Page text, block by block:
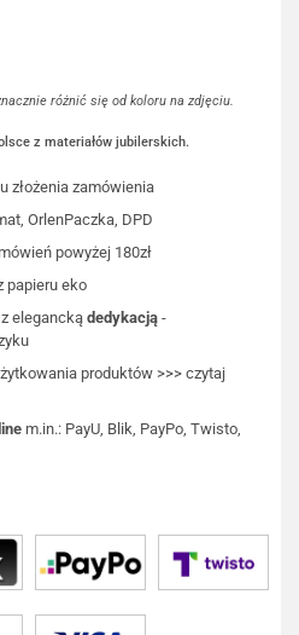
różnić się od koloru na zdjęciu.
z materiałów jubilerskich.
złożenia zamówienia
OrlenPaczka, DPD
powyżej 180zł
papieru eko
z eleganckądedykacją -
produktów >>> czytaj
m.in.: PayU, Blik, PayPo, Twisto,